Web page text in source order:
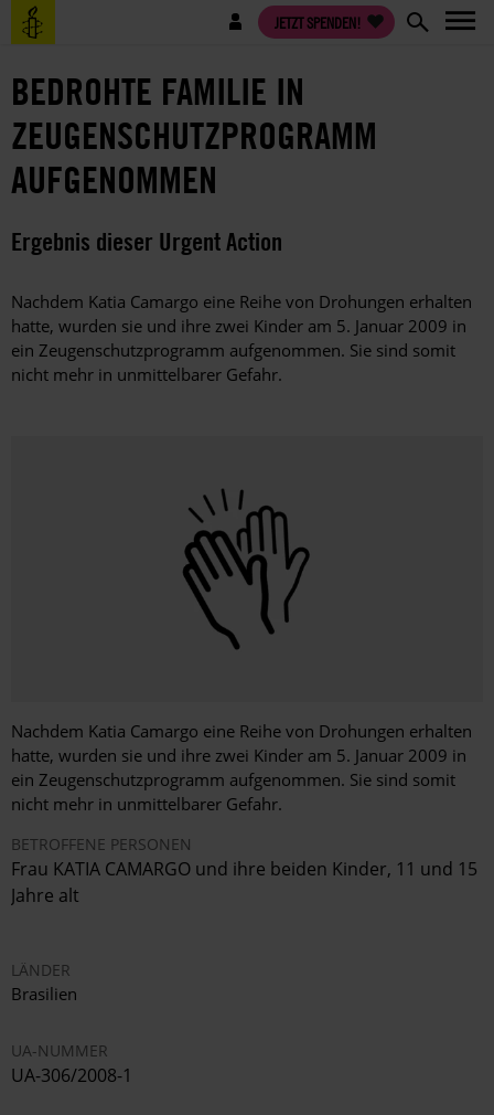
Direkt
zum
Benutzermenü JETZT SPENDEN!
BEDROHTE FAMILIE IN
ZEUGENSCHUTZPROGRAMM
AUFGENOMMEN
Ergebnis dieser Urgent Action
Nachdem Katia Camargo eine Reihe von Drohungen erhalten
hatte, wurden sie und ihre zwei Kinder am 5. Januar 2009 in
ein Zeugenschutzprogramm aufgenommen. Sie sind somit
nicht mehr in unmittelbarer Gefahr.
Nachdem Katia Camargo eine Reihe von Drohungen erhalten
hatte, wurden sie und ihre zwei Kinder am 5. Januar 2009 in
ein Zeugenschutzprogramm aufgenommen. Sie sind somit
nicht mehr in unmittelbarer Gefahr.
BETROFFENE PERSONEN
Frau KATIA CAMARGO und ihre beiden Kinder, 11 und 15
Jahre alt
LÄNDER
Brasilien
UA-NUMMER
UA-306/2008-1